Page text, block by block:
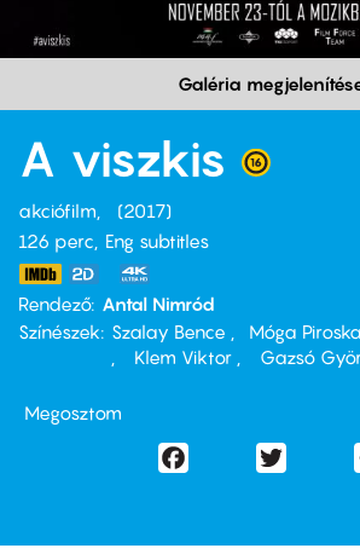
Galéria
A viszkis
akciófilm
2017
126 perc,
Eng subtitles
Rendező Antal Nimród
Színészek
Szalay Bence Móga Piroska
Klem Viktor
Gazsó
Megosztom
Facebook